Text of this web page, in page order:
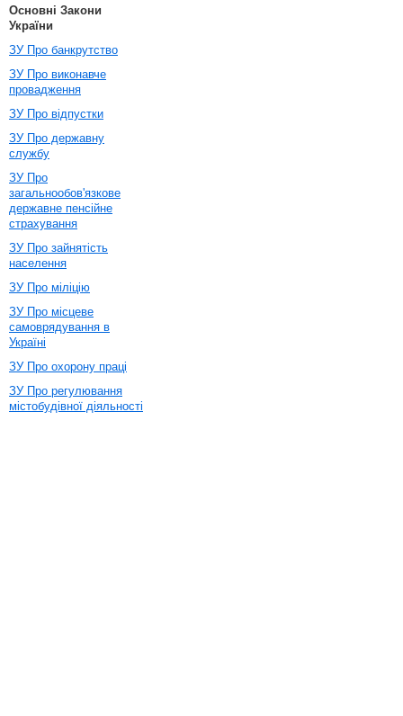
Основні Закони
України
ЗУ Про банкрутство
ЗУ Про виконавче
провадження
ЗУ Про відпустки
ЗУ Про державну
службу
ЗУ Про
загальнообов'язкове
державне пенсійне
страхування
ЗУ Про зайнятість
населення
ЗУ Про міліцію
ЗУ Про місцеве
самоврядування в
Україні
ЗУ Про охорону праці
ЗУ Про регулювання
містобудівної діяльності